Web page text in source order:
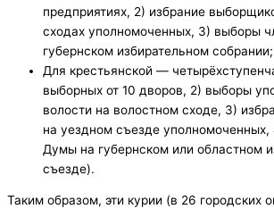
предприятиях, 2) избрание
сходах уполномоченных, 3) выборы
губернском избирательном собрании;
Для крестьянской —
выборных от 10 дворов, 2) выборы
волости на волостном сходе, 3)
на уездном съезде
Думы на губернском или областном
съезде).
Таким образом, эти курии (в 26 городских